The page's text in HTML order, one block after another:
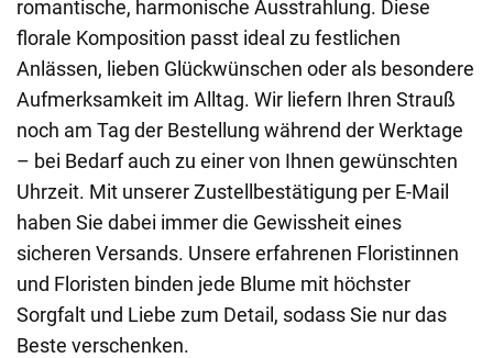
romantische, harmonische Ausstrahlung. Diese
florale Komposition passt ideal zu festlichen
Anlässen, lieben Glückwünschen oder als besondere
Aufmerksamkeit im Alltag. Wir liefern Ihren Strauß
noch am Tag der Bestellung während der Werktage
– bei Bedarf auch zu einer von Ihnen gewünschten
Uhrzeit. Mit unserer Zustellbestätigung per E-Mail
haben Sie dabei immer die Gewissheit eines
sicheren Versands. Unsere erfahrenen Floristinnen
und Floristen binden jede Blume mit höchster
Sorgfalt und Liebe zum Detail, sodass Sie nur das
Beste verschenken.